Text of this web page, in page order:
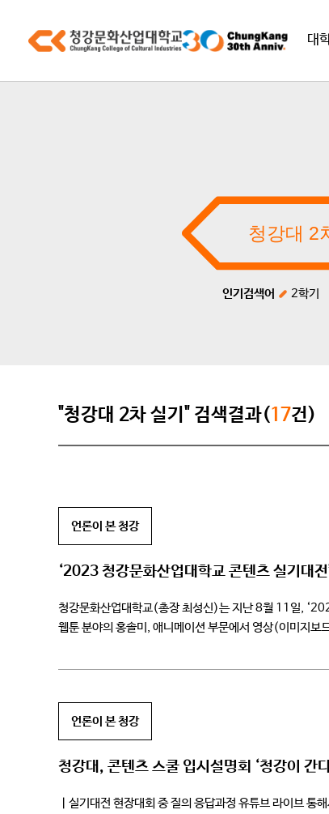
대
인기검색어 2학기
"청강대 2차 실기" 검색결과(17건)
언론이 본 청강
‘2023 청강문화산업대학교 콘텐츠 실기대
청강문화산업대학교(총장 최성신)는 지난 8월 11일,
웹툰 분야의 홍솔미, 애니메이션 부문에서 영상(이미지
언론이 본 청강
청강대, 콘텐츠 스쿨 입시설명회 ‘청강이 간
ㅣ실기대전 현장대회 중 질의 응답과정 유튜브 라이브